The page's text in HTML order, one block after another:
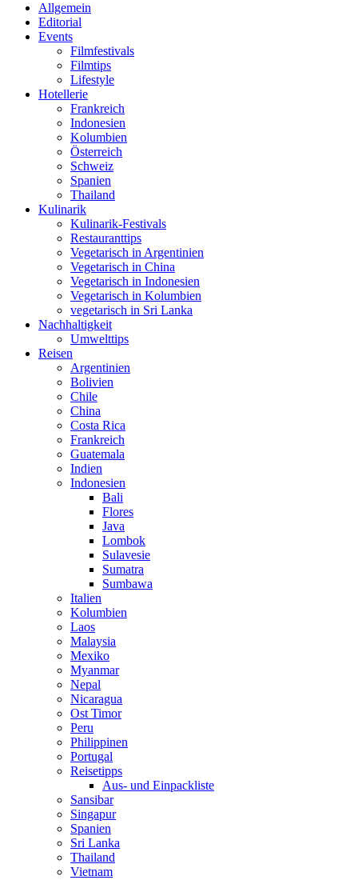
Allgemein
Editorial
Events
Filmfestivals
Filmtips
Lifestyle
Hotellerie
Frankreich
Indonesien
Kolumbien
Österreich
Schweiz
Spanien
Thailand
Kulinarik
Kulinarik-Festivals
Restauranttips
Vegetarisch in Argentinien
Vegetarisch in China
Vegetarisch in Indonesien
Vegetarisch in Kolumbien
vegetarisch in Sri Lanka
Nachhaltigkeit
Umwelttips
Reisen
Argentinien
Bolivien
Chile
China
Costa Rica
Frankreich
Guatemala
Indien
Indonesien
Bali
Flores
Java
Lombok
Sulavesie
Sumatra
Sumbawa
Italien
Kolumbien
Laos
Malaysia
Mexiko
Myanmar
Nepal
Nicaragua
Ost Timor
Peru
Philippinen
Portugal
Reisetipps
Aus- und Einpackliste
Sansibar
Singapur
Spanien
Sri Lanka
Thailand
Vietnam